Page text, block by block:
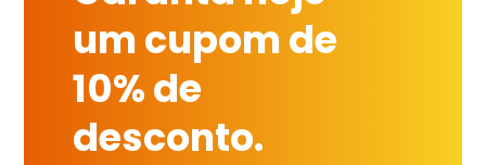
um cupom de
10% de
desconto.